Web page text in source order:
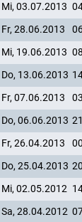
Mi, 03.07.2013
Fr, 28.06.2013
Mi, 19.06.2013
Do, 13.06.2013
Fr, 07.06.2013
Do, 06.06.2013
Fr, 26.04.2013
Do, 25.04.2013
Mi, 02.05.2012
Sa, 28.04.2012